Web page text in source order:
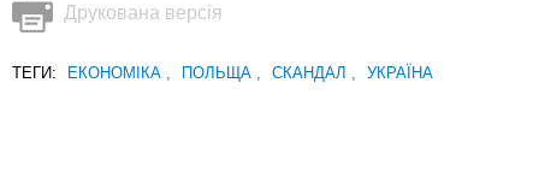
Друкована версія
ТЕГИ: ЕКОНОМІКА ПОЛЬЩА СКАНДАЛ УКРАЇНА